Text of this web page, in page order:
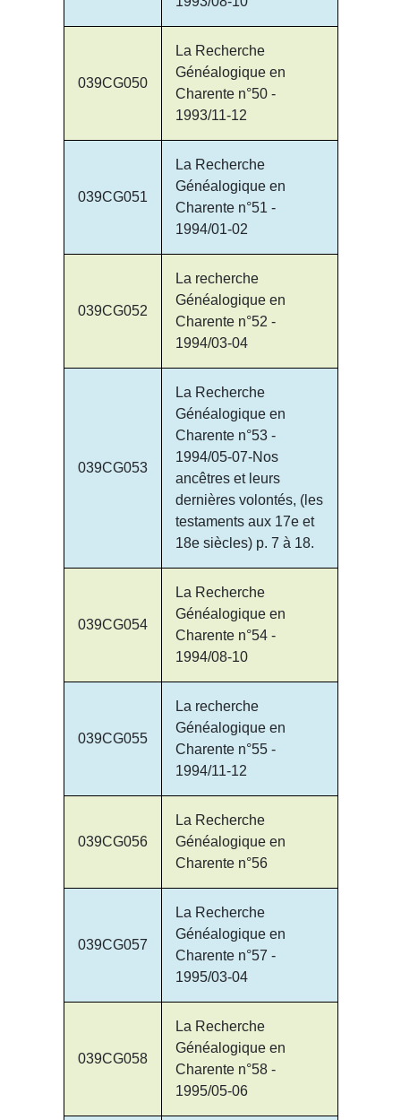
039CG050
La Recherche
Généalogique en
Charente n°50 -
1993/11-12
039CG051
La Recherche
Généalogique en
Charente n°51 -
1994/01-02
039CG052
La recherche
Généalogique en
Charente n°52 -
1994/03-04
039CG053
La Recherche
Généalogique en
Charente n°53 -
1994/05-07-Nos
ancêtres et leurs
dernières volontés, (les
testaments aux 17e et
18e siècles) p. 7 à 18.
039CG054
La Recherche
Généalogique en
Charente n°54 -
1994/08-10
039CG055
La recherche
Généalogique en
Charente n°55 -
1994/11-12
039CG056
La Recherche
Généalogique en
Charente n°56
039CG057
La Recherche
Généalogique en
Charente n°57 -
1995/03-04
039CG058
La Recherche
Généalogique en
Charente n°58 -
1995/05-06